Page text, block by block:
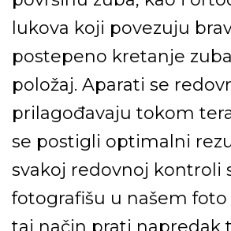
lukova koji povezuju
postepeno kretanje
položaj. Aparati se
prilagođavaju tokom
se postigli optimalni
svakoj redovnoj kontroli
fotografišu u našem
taj način prati napredak